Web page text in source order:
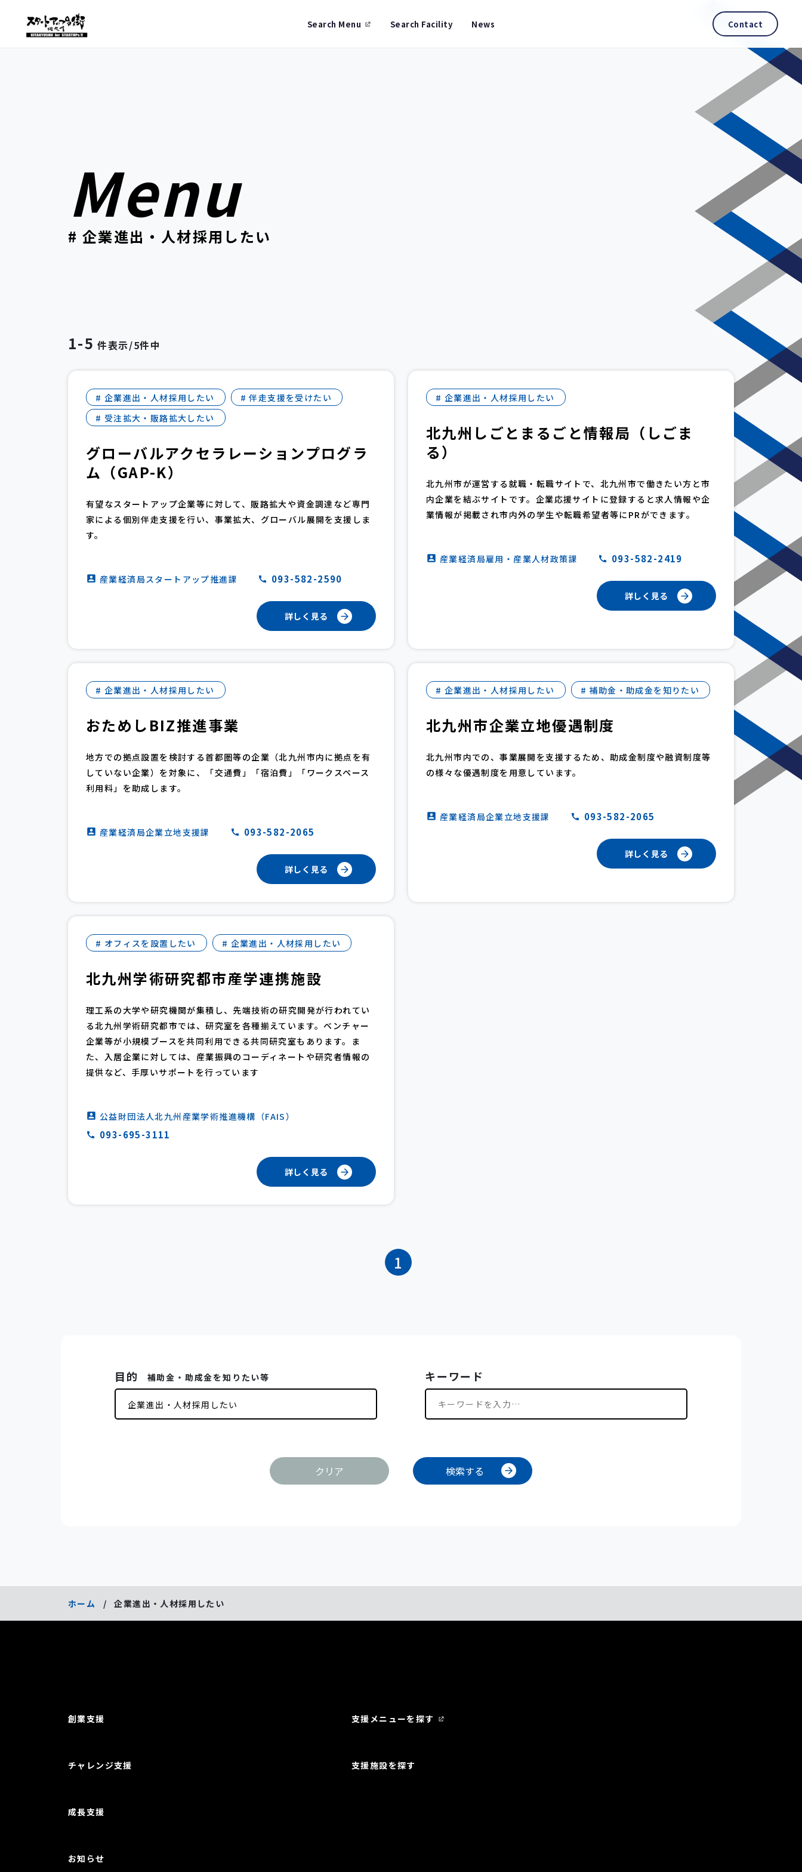
Search Menu Search Facility News Contact
Menu
# 企業進出・人材採用したい
1-5 件表示/5件中
# 企業進出・人材採用したい
# 伴走支援を受けたい
# 受注拡大・販路拡大したい
グローバルアクセラレーションプログラ
ム（GAP-K）
有望なスタートアップ企業等に対して、販路拡大や資金調達など専門
家による個別伴走支援を行い、事業拡大、グローバル展開を支援しま
す。
産業経済局スタートアップ推進課 093-582-2590
詳しく見る
# 企業進出・人材採用したい
北九州しごとまるごと情報局（しごま
る）
北九州市が運営する就職・転職サイトで、北九州市で働きたい方と市
内企業を結ぶサイトです。企業応援サイトに登録すると求人情報や企
業情報が掲載され市内外の学生や転職希望者等にPRができます。
産業経済局雇用・産業人材政策課 093-582-2419
詳しく見る
# 企業進出・人材採用したい
おためしBIZ推進事業
地方での拠点設置を検討する首都圏等の企業（北九州市内に拠点を有
していない企業）を対象に、「交通費」「宿泊費」「ワークスペース
利用料」を助成します。
産業経済局企業立地支援課 093-582-2065
詳しく見る
# 企業進出・人材採用したい # 補助金・助成金を知りたい
北九州市企業立地優遇制度
北九州市内での、事業展開を支援するため、助成金制度や融資制度等
の様々な優遇制度を用意しています。
産業経済局企業立地支援課 093-582-2065
詳しく見る
# オフィスを設置したい # 企業進出・人材採用したい
北九州学術研究都市産学連携施設
理工系の大学や研究機関が集積し、先端技術の研究開発が行われてい
る北九州学術研究都市では、研究室を各種揃えています。ベンチャー
企業等が小規模ブースを共同利用できる共同研究室もあります。ま
た、入居企業に対しては、産業振興のコーディネートや研究者情報の
提供など、手厚いサポートを行っています
公益財団法人北九州産業学術推進機構（FAIS）
093-695-3111
詳しく見る
1
目的 キーワード
クリア
ホーム / 企業進出・人材採用したい
創業支援
チャレンジ支援
成長支援
お知らせ
支援メニューを探す
支援施設を探す